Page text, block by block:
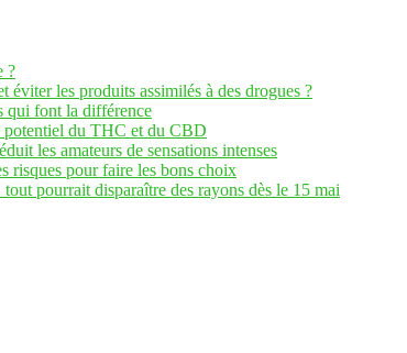
?
les produits assimilés à des drogues ?
qui font la différence
potentiel du THC et du CBD
les amateurs de sensations intenses
risques pour faire les bons choix
pourrait disparaître des rayons dès le 15 mai